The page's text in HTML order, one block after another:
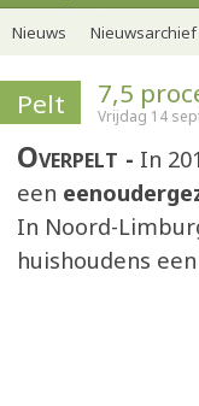
Nieuws Nieuwsarchief
Pelt 7,5
Vrijdag 14
Overpelt In
een
In Noord-
huishoudens